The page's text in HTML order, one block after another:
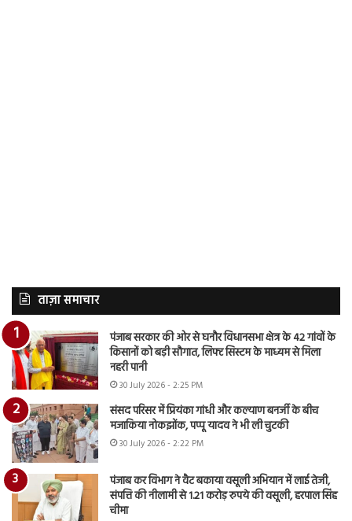
ताज़ा समाचार
पंजाब सरकार की ओर से घनौर विधानसभा क्षेत्र के 42 गांवों के
किसानों को बड़ी सौगात, लिफ्ट सिस्टम के माध्यम से मिला
नहरी पानी
30 July 2026 - 2:25 PM
संसद परिसर में प्रियंका गांधी और कल्याण बनर्जी के बीच
मजाकिया नोकझोंक, पप्पू यादव ने भी ली चुटकी
30 July 2026 - 2:22 PM
पंजाब कर विभाग ने वैट बकाया वसूली अभियान में लाई तेजी,
संपत्ति की नीलामी से 1.21 करोड़ रुपये की वसूली, हरपाल सिंह
चीमा